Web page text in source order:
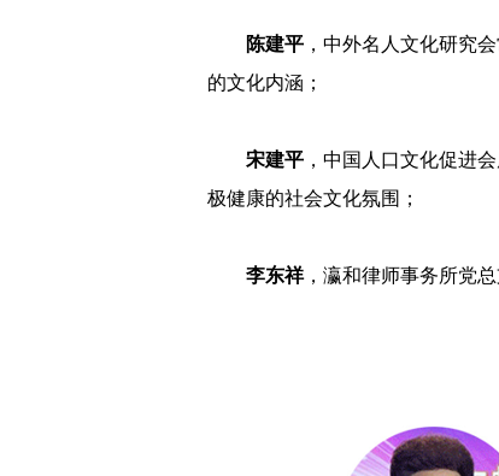
陈建平 ，中外名人文化研究
的文化内涵；
宋建平 ，中国人口文化促进
极健康的社会文化氛围；
李东祥，瀛和律师事务所党